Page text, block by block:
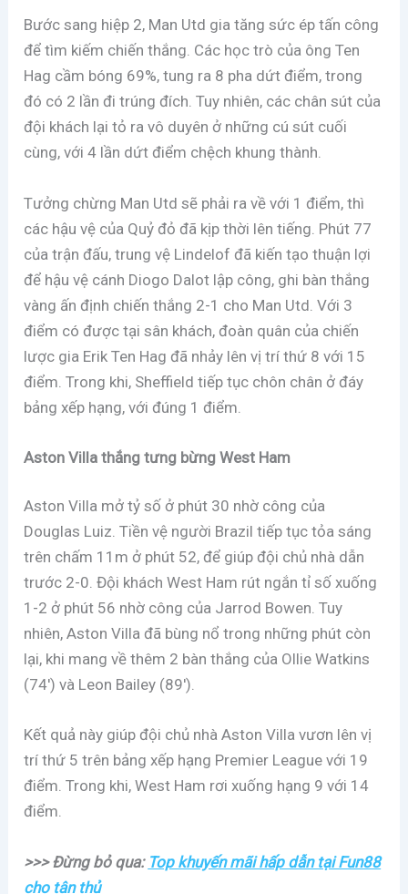
Bước sang hiệp 2, Man Utd gia tăng sức ép tấn công
để tìm kiếm chiến thắng. Các học trò của ông Ten
Hag cầm bóng 69%, tung ra 8 pha dứt điểm, trong
đó có 2 lần đi trúng đích. Tuy nhiên, các chân sút của
đội khách lại tỏ ra vô duyên ở những cú sút cuối
cùng, với 4 lần dứt điểm chệch khung thành.
Tưởng chừng Man Utd sẽ phải ra về với 1 điểm, thì
các hậu vệ của Quỷ đỏ đã kịp thời lên tiếng. Phút 77
của trận đấu, trung vệ Lindelof đã kiến tạo thuận lợi
để hậu vệ cánh Diogo Dalot lập công, ghi bàn thắng
vàng ấn định chiến thắng 2-1 cho Man Utd. Với 3
điểm có được tại sân khách, đoàn quân của chiến
lược gia Erik Ten Hag đã nhảy lên vị trí thứ 8 với 15
điểm. Trong khi, Sheffield tiếp tục chôn chân ở đáy
bảng xếp hạng, với đúng 1 điểm.
Aston Villa thắng tưng bừng West Ham
Aston Villa mở tỷ số ở phút 30 nhờ công của
Douglas Luiz. Tiền vệ người Brazil tiếp tục tỏa sáng
trên chấm 11m ở phút 52, để giúp đội chủ nhà dẫn
trước 2-0. Đội khách West Ham rút ngắn tỉ số xuống
1-2 ở phút 56 nhờ công của Jarrod Bowen. Tuy
nhiên, Aston Villa đã bùng nổ trong những phút còn
lại, khi mang về thêm 2 bàn thắng của Ollie Watkins
(74′) và Leon Bailey (89′).
Kết quả này giúp đội chủ nhà Aston Villa vươn lên vị
trí thứ 5 trên bảng xếp hạng Premier League với 19
điểm. Trong khi, West Ham rơi xuống hạng 9 với 14
điểm.
>>> Đừng bỏ qua: Top khuyến mãi hấp dẫn tại Fun88
cho tân thủ